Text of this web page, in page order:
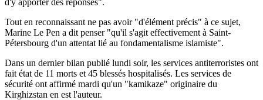
Tout en reconnaissant ne pas avoir "d'élément précis" à ce sujet,
Marine Le Pen a dit penser "qu'il s'agit effectivement à Saint-
Pétersbourg d'un attentat lié au fondamentalisme islamiste".
Dans un dernier bilan publié lundi soir, les services antiterroristes ont
fait état de 11 morts et 45 blessés hospitalisés. Les services de
sécurité ont affirmé mardi qu'un "kamikaze" originaire du
Kirghizstan en est l'auteur.